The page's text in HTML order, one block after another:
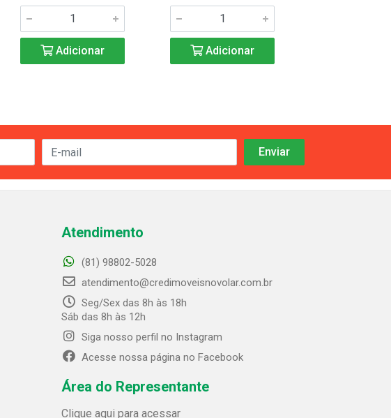
Adicionar Adicionar
Atendimento
(81) 98802-5028
atendimento@credimoveisnovolar.com.br
Seg/Sex das 8h às 18h
Sáb das 8h às 12h
Siga nosso perfil no Instagram
Acesse nossa página no Facebook
Área do Representante
Clique aqui para acessar